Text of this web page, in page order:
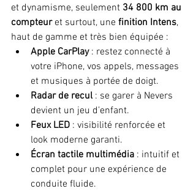
et dynamisme, seulement 34 800 km au
compteur et surtout, une finition Intens,
haut de gamme et très bien équipée :
Apple CarPlay : restez connecté à
votre iPhone, vos appels, messages
et musiques à portée de doigt.
Radar de recul : se garer à Nevers
devient un jeu d’enfant.
Feux LED : visibilité renforcée et
look moderne garanti.
Écran tactile multimédia : intuitif et
complet pour une expérience de
conduite fluide.